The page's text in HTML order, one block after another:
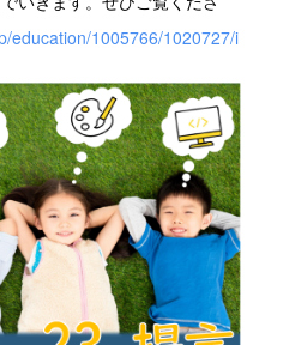
education/1005766/1020727/i